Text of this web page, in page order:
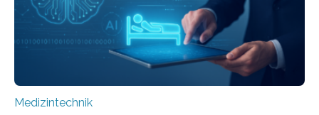
Medizintechnik